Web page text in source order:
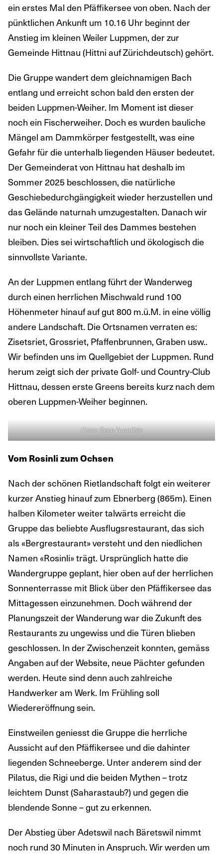
ein erstes Mal den Pfäffikersee von oben. Nach der
pünktlichen Ankunft um 10.16 Uhr beginnt der
Anstieg im kleinen Weiler Luppmen, der zur
Gemeinde Hittnau (Hittni auf Zürichdeutsch) gehört.
Die Gruppe wandert dem gleichnamigen Bach
entlang und erreicht schon bald den ersten der
beiden Luppmen-Weiher. Im Moment ist dieser
noch ein Fischerweiher. Doch es wurden bauliche
Mängel am Dammkörper festgestellt, was eine
Gefahr für die unterhalb liegenden Häuser bedeutet.
Der Gemeinderat von Hittnau hat deshalb im
Sommer 2025 beschlossen, die natürliche
Geschiebedurchgängigkeit wieder herzustellen und
das Gelände naturnah umzugestalten. Danach wir
nur noch ein kleiner Teil des Dammes bestehen
bleiben. Dies sei wirtschaftlich und ökologisch die
sinnvollste Variante.
An der Luppmen entlang führt der Wanderweg
durch einen herrlichen Mischwald rund 100
Höhenmeter hinauf auf gut 800 m.ü.M. in eine völlig
andere Landschaft. Die Ortsnamen verraten es:
Zisetsriet, Grossriet, Pfaffenbrunnen, Graben usw..
Wir befinden uns im Quellgebiet der Luppmen. Rund
herum zeigt sich der private Golf- und Country-Club
Hittnau, dessen erste Greens bereits kurz nach dem
oberen Luppmen-Weiher beginnen.
Fotos: Sepp Zurmühle
Vom Rosinli zum Ochsen
Nach der schönen Rietlandschaft folgt ein weiterer
kurzer Anstieg hinauf zum Ebnerberg (865m). Einen
halben Kilometer weiter talwärts erreicht die
Gruppe das beliebte Ausflugsrestaurant, das sich
als «Bergrestaurant» versteht und den niedlichen
Namen «Rosinli» trägt. Ursprünglich hatte die
Wandergruppe geplant, hier oben auf der herrlichen
Sonnenterrasse mit Blick über den Pfäffikersee das
Mittagessen einzunehmen. Doch während der
Planungszeit der Wanderung war die Zukunft des
Restaurants zu ungewiss und die Türen blieben
geschlossen. In der Zwischenzeit konnten, gemäss
Angaben auf der Website, neue Pächter gefunden
werden. Heute sind denn auch zahlreiche
Handwerker am Werk. Im Frühling soll
Wiedereröffnung sein.
Einstweilen geniesst die Gruppe die herrliche
Aussicht auf den Pfäffikersee und die dahinter
liegenden Schneeberge. Unter anderem sind der
Pilatus, die Rigi und die beiden Mythen – trotz
leichtem Dunst (Saharastaub?) und gegen die
blendende Sonne – gut zu erkennen.
Der Abstieg über Adetswil nach Bäretswil nimmt
noch rund 30 Minuten in Anspruch. Wir werden um